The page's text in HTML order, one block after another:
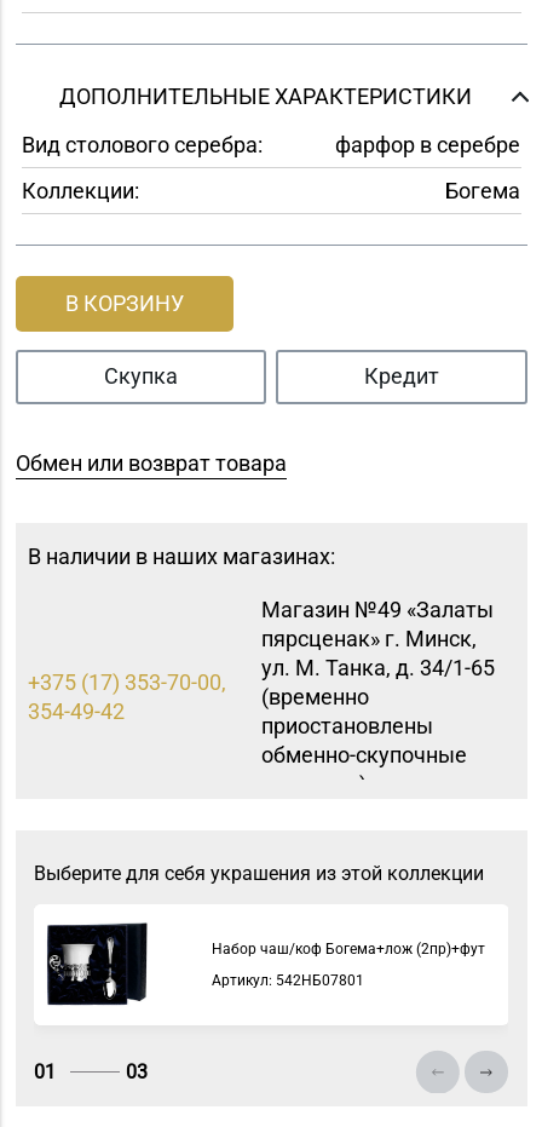
ДОПОЛНИТЕЛЬНЫЕ ХАРАКТЕРИСТИКИ
Вид столового серебра:
фарфор в серебре
Коллекции:
Богема
В КОРЗИНУ
Скупка Кредит
Обмен или возврат товара
В наличии в наших магазинах:
+375 (17) 353-70-00,
354-49-42
Магазин №49 «Залаты
пярсценак» г. Минск,
ул. М. Танка, д. 34/1-65
(временно
приостановлены
обменно-скупочные
операции)
8 (0165) 64-85-45
Пинск, ул. Брестская,
8 (0216) 51-20-11
Магазин
№22 «Сапфир» г.
Комсомольская, д. 9
8 (0152) 71-94-00, 71-
Магазин №5 «Бирюза»
г. Гродно, ул. Ожешко,
Выберите для себя украшения из этой коллекции
Набор чаш/коф Богема+лож (2пр)+фут
Артикул: 542НБ07801
01 03